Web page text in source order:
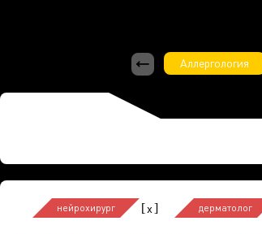
Аллергология
нейрохирург [x] дерматолог